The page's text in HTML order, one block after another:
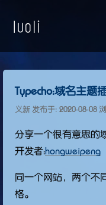
Typecho：域名主题
义新 发布于: 2020-08-08
分享一个很有意思的
开发者：hongweipeng
同一个网站，两个不
格。